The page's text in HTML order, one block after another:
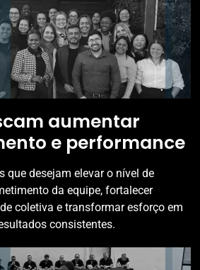
aumentar
e performance
que desejam elevar o nível de
da equipe, fortalecer
coletiva e transformar esforço em
consistentes.